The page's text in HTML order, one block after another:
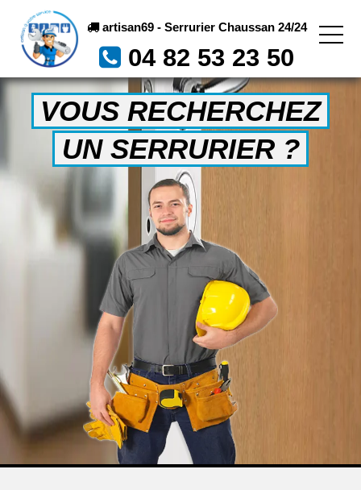
artisan69 - Serrurier Chaussan 24/24
04 82 53 23 50
VOUS RECHERCHEZ
UN SERRURIER ?